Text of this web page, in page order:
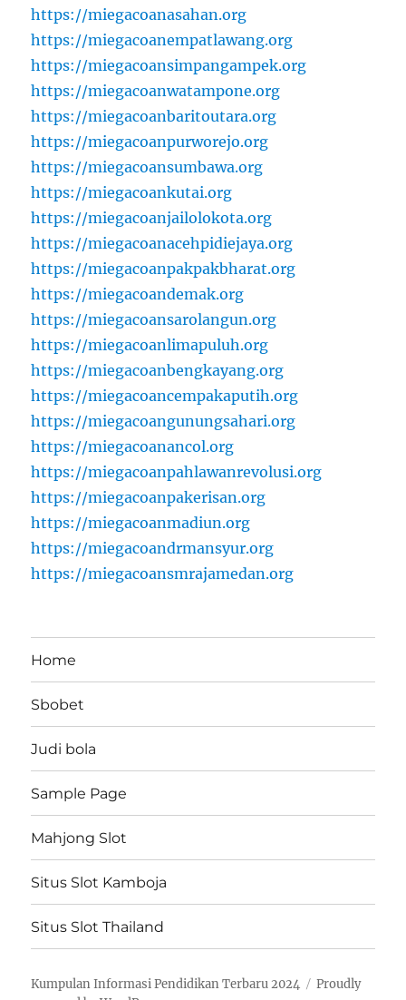
https://miegacoanasahan.org
https://miegacoanempatlawang.org
https://miegacoansimpangampek.org
https://miegacoanwatampone.org
https://miegacoanbaritoutara.org
https://miegacoanpurworejo.org
https://miegacoansumbawa.org
https://miegacoankutai.org
https://miegacoanjailolokota.org
https://miegacoanacehpidiejaya.org
https://miegacoanpakpakbharat.org
https://miegacoandemak.org
https://miegacoansarolangun.org
https://miegacoanlimapuluh.org
https://miegacoanbengkayang.org
https://miegacoancempakaputih.org
https://miegacoangunungsahari.org
https://miegacoanancol.org
https://miegacoanpahlawanrevolusi.org
https://miegacoanpakerisan.org
https://miegacoanmadiun.org
https://miegacoandrmansyur.org
https://miegacoansmrajamedan.org
Home
Sbobet
Judi bola
Sample Page
Mahjong Slot
Situs Slot Kamboja
Situs Slot Thailand
Kumpulan Informasi Pendidikan Terbaru 2024
Proudly